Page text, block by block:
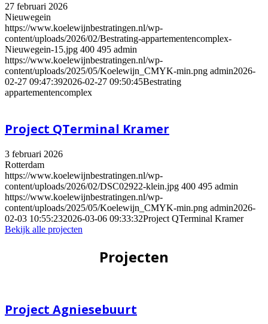
27 februari 2026
Nieuwegein
https://www.koelewijnbestratingen.nl/wp-
content/uploads/2026/02/Bestrating-appartementencomplex-
Nieuwegein-15.jpg 400 495 admin
https://www.koelewijnbestratingen.nl/wp-
content/uploads/2025/05/Koelewijn_CMYK-min.png admin2026-
02-27 09:47:392026-02-27 09:50:45Bestrating
appartementencomplex
Project QTerminal Kramer
3 februari 2026
Rotterdam
https://www.koelewijnbestratingen.nl/wp-
content/uploads/2026/02/DSC02922-klein.jpg 400 495 admin
https://www.koelewijnbestratingen.nl/wp-
content/uploads/2025/05/Koelewijn_CMYK-min.png admin2026-
02-03 10:55:232026-03-06 09:33:32Project QTerminal Kramer
Bekijk alle projecten
Projecten
Project Agniesebuurt